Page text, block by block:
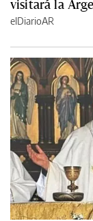
visitará la
elDiarioAR